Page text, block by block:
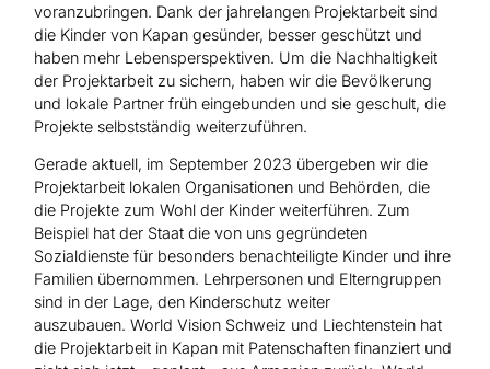
voranzubringen. Dank der jahrelangen Projektarbeit sind
die Kinder von Kapan gesünder, besser geschützt und
haben mehr Lebensperspektiven. Um die Nachhaltigkeit
der Projektarbeit zu sichern, haben wir die Bevölkerung
und lokale Partner früh eingebunden und sie geschult, die
Projekte selbstständig weiterzuführen.
Gerade aktuell, im September 2023 übergeben wir die
Projektarbeit lokalen Organisationen und Behörden, die
die Projekte zum Wohl der Kinder weiterführen. Zum
Beispiel hat der Staat die von uns gegründeten
Sozialdienste für besonders benachteiligte Kinder und ihre
Familien übernommen. Lehrpersonen und Elterngruppen
sind in der Lage, den Kinderschutz weiter
auszubauen. World Vision Schweiz und Liechtenstein hat
die Projektarbeit in Kapan mit Patenschaften finanziert und